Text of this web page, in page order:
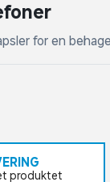
for en
produktet